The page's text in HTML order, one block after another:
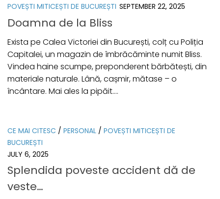
POVEȘTI MITICEȘTI DE BUCUREȘTI SEPTEMBER 22, 2025
Doamna de la Bliss
Exista pe Calea Victoriei din București, colț cu Poliția
Capitalei, un magazin de îmbrăcăminte numit Bliss.
Vindea haine scumpe, preponderent bărbătești, din
materiale naturale. Lână, cașmir, mătase – o
încântare. Mai ales la pipăit....
CE MAI CITESC / PERSONAL / POVEȘTI MITICEȘTI DE
BUCUREȘTI
JULY 6, 2025
Splendida poveste accident dă de
veste…